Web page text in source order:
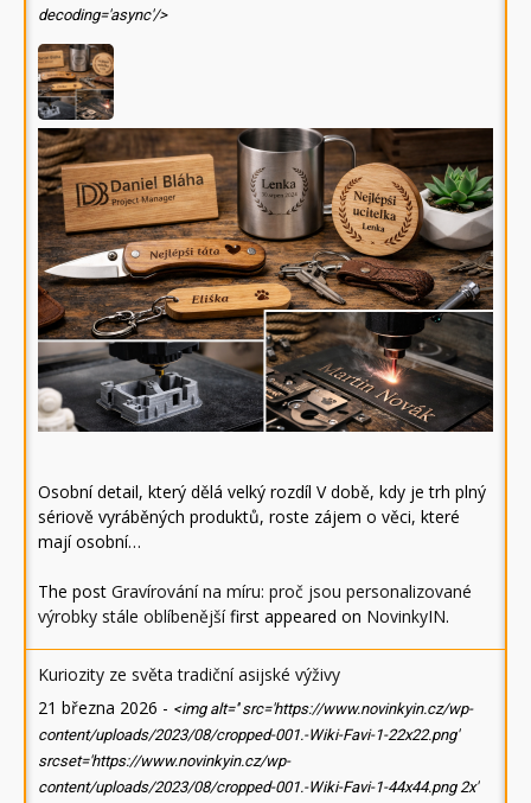
decoding='async'/>
Osobní detail, který dělá velký rozdíl V době, kdy je trh plný
sériově vyráběných produktů, roste zájem o věci, které
mají osobní…
The post Gravírování na míru: proč jsou personalizované
výrobky stále oblíbenějšífirst appeared on NovinkyIN.
Kuriozity ze světa tradiční asijské výživy
21 března 2026 - <img alt='' src='https://www.novinkyin.cz/wp-
content/uploads/2023/08/cropped-001.-Wiki-Favi-1-22x22.png'
srcset='https://www.novinkyin.cz/wp-
content/uploads/2023/08/cropped-001.-Wiki-Favi-1-44x44.png 2x'